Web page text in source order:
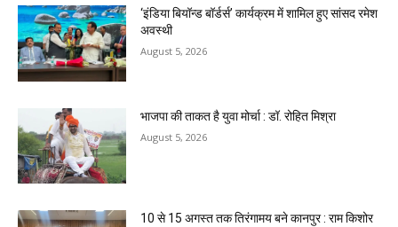
‘इंडिया बियॉन्ड बॉर्डर्स’ कार्यक्रम में शामिल हुए सांसद रमेश
अवस्थी
August 5, 2026
भाजपा की ताकत है युवा मोर्चा : डॉ. रोहित मिश्रा
August 5, 2026
10 से 15 अगस्त तक तिरंगामय बने कानपुर : राम किशोर